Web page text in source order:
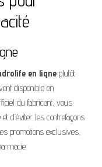
en ligne plutôt
disponible en
du fabricant, vous
d’éviter les contrefaçons
promotions exclusives,